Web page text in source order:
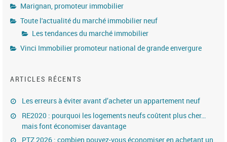
Marignan, promoteur immobilier
Toute l'actualité du marché immobilier neuf
Les tendances du marché immobilier
Vinci Immobilier promoteur national de grande envergure
ARTICLES RÉCENTS
Les erreurs à éviter avant d’acheter un appartement neuf
RE2020 : pourquoi les logements neufs coûtent plus cher…
mais font économiser davantage
PTZ 2026 : combien pouvez-vous économiser en achetant un